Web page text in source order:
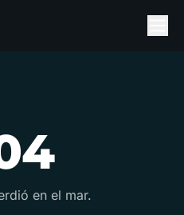
en el mar.